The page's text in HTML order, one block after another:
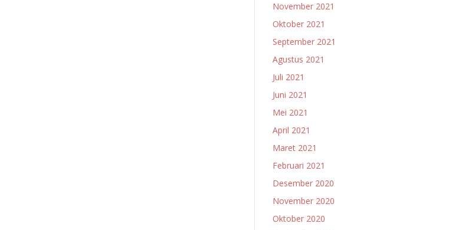
November 2021
Oktober 2021
September 2021
Agustus 2021
Juli 2021
Juni 2021
Mei 2021
April 2021
Maret 2021
Februari 2021
Desember 2020
November 2020
Oktober 2020